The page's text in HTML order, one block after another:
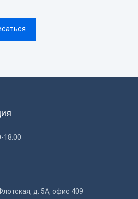
18:00
д. 5А, офис 409